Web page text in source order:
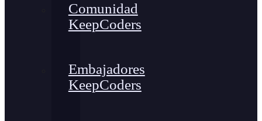
Comunidad
KeepCoders
Embajadores
KeepCoders